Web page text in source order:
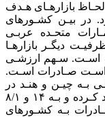
بازارهـای هـدف
در بیـن کشـورهای
متحـده عربـی
دیگـر بازارهـا
اسـت. سـهم ارزشـی
دیگـر) حـدود ۴۴ درصـد اسـت صـادرات اسـت.
بـه چیـن و هنـد در
سـال ۱۴۰۰ بـه ترتیـب ۵۸ و ۴۱ درصـد رشـد کـرده و بـه ۱۴ و ۸/۱
۱۶ درصـد کل صـادرات بـه کشـورهای